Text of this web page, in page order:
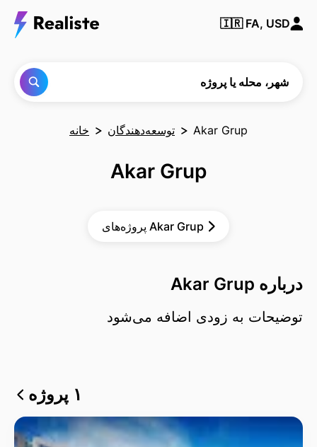
🇮🇷 FA, USD
شهر، محله یا پروژه
خانه توسعه‌دهندگان Akar Grup
Akar Grup
پروژه‌های Akar Grup
درباره Akar Grup
توضیحات به زودی اضافه می‌شود
۱ پروژه